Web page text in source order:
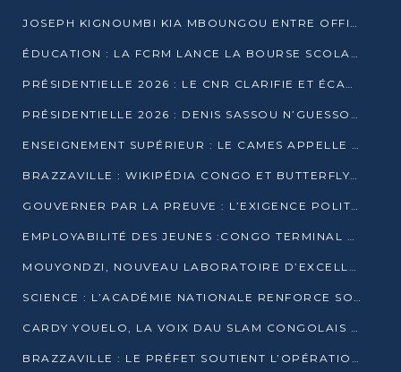
JOSEPH KIGNOUMBI KIA MBOUNGOU ENTRE OFFICIELLEMENT EN COURSE POUR LA PRÉSIDENTIELLE
ÉDUCATION : LA FCRM LANCE LA BOURSE SCOLAIRE FRANCINE-NTOUMI POUR PROMOUVOIR LES FILIÈRES SCIENTIFIQUES
PRÉSIDENTIELLE 2026 : LE CNR CLARIFIE ET ÉCARTE LA CANDIDATURE DU PASTEUR NTUMI
PRÉSIDENTIELLE 2026 : DENIS SASSOU N’GUESSO ANNONCE OFFICIELLEMENT SA CANDIDATURE
ENSEIGNEMENT SUPÉRIEUR : LE CAMES APPELLE À UNE UNIVERSITÉ AFRICAINE AXÉE SUR L’EMPLOYABILITÉ
BRAZZAVILLE : WIKIPÉDIA CONGO ET BUTTERFLY SCELLENT UN PARTENARIAT POUR STRUCTURER LE BÉNÉVOLAT NUMÉRIQUE
GOUVERNER PAR LA PREUVE : L’EXIGENCE POLITIQUE DU XXIᵉ SIÈCLE
EMPLOYABILITÉ DES JEUNES :CONGO TERMINAL S’ALLIE À L’ESCIC POUR RAPPROCHER L’ÉCOLE DU TERRAIN
MOUYONDZI, NOUVEAU LABORATOIRE D’EXCELLENCE PÉDAGOGIQUE AVEC L’ENFICE
SCIENCE : L’ACADÉMIE NATIONALE RENFORCE SON ÉQUIPE ET TRACE SA FEUILLE DE ROUTE 2026
CARDY YOUELO, LA VOIX DAU SLAM CONGOLAIS QUI INTERPELLE LE MONDE
BRAZZAVILLE : LE PRÉFET SOUTIENT L’OPÉRATION « ZÉRO KULUNA » ET APPELLE À LA VIGILANCE CITOYENNE